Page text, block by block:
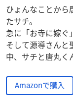
ひょんなことから
たサチ。
急に「お寺に嫁
そして源導さんと
中、サチと唐丸
Amazonで購入